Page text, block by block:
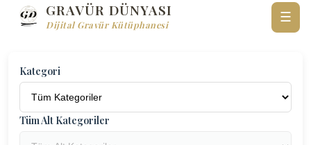
GRAVÜR DÜNYASI
Dijital Gravür Kütüphanesi
☰
Kategori
Tüm Alt Kategoriler